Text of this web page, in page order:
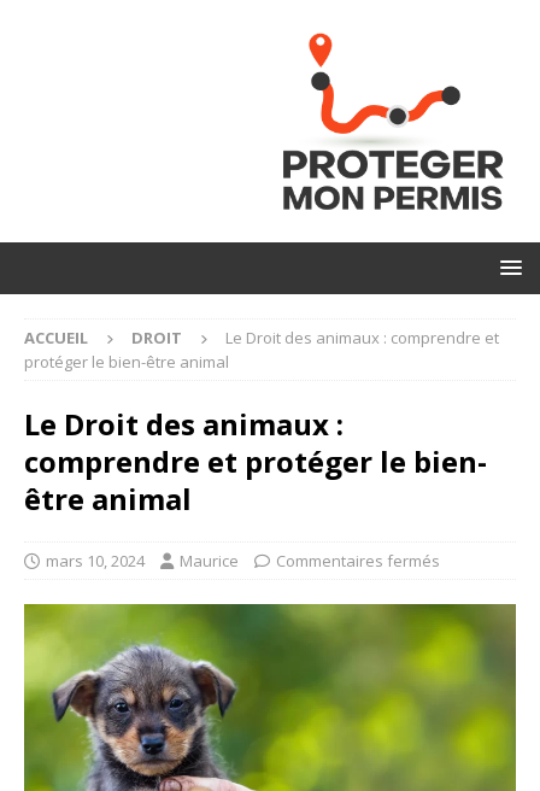
ACCUEIL DROIT
Le Droit des animaux : comprendre et
protéger le bien-être animal
Le Droit des animaux :
comprendre et protéger le bien-
être animal
mars 10, 2024 Maurice Commentaires fermés